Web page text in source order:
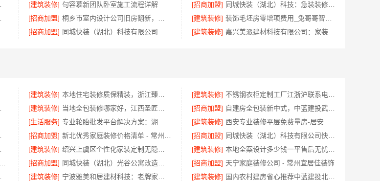
[建筑装修] 句容慕新团队卧室施工流程详解 [招商加盟]
同城快装（湖北）科技：急装装修哪家快品质施工放心
[招商加盟] [建筑装修]
[招商加盟] [建筑装修] 嘉兴美派建材科技有限公司：家装装修环保材料靠谱商家
[建筑装修] [建筑装修]
[建筑装修] [招商加盟]
自建房全包装新中式，中蓝建投武功分公司
[生活服务] [建筑装修]
[招商加盟] [招商加盟]
同城快装（湖北）科技有限公司快住老房快装公司工期保障省心
[建筑装修] [建筑装修]
本地全案设计多少钱一平售后无忧湖南创益讯建筑
[招商加盟] [招商加盟] 天宁家庭装修公司 - 常州宜居佳装饰
[建筑装修] [建筑装修]
国内农村建房省心推荐中蓝建投北京建设有限公司四川